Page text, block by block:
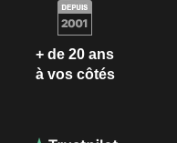
+ de 20 ans
à vos côtés